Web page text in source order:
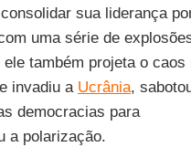
sua liderança
uma série de
também projeta o caos
invadiu a Ucrânia,
democracias para
a polarização.